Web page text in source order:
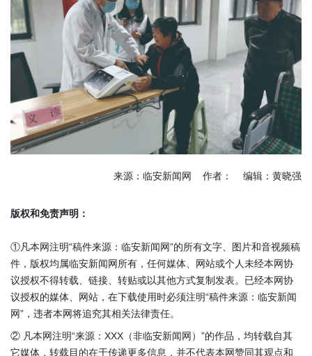
来源：临安新闻网 作者： 编辑：黄晓强
版权和免责声明：
①凡本网注明“稿件来源：临安新闻网”的所有文字、图片和音视频稿
件，版权均属临安新闻网所有，任何媒体、网站或个人未经本网协
议授权不得转载、链接、转贴或以其他方式复制发表。已经本网协
议授权的媒体、网站，在下载使用时必须注明“稿件来源：临安新闻
网”，违者本网将追究其相关法律责任。
② 凡本网注明“来源：XXX（非临安新闻网）”的作品，均转载自其
它媒体，转载目的在于传递更多信息，并不代表本网赞同其观点和